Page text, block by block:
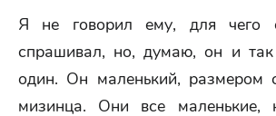
Я не говорил ему, для
спрашивал, но, думаю, он и
один. Он маленький, размером
мизинца. Они все